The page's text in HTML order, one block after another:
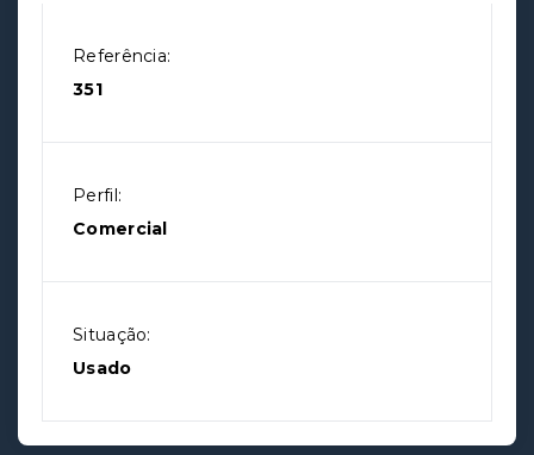
Referência:
351
Perfil:
Comercial
Situação:
Usado